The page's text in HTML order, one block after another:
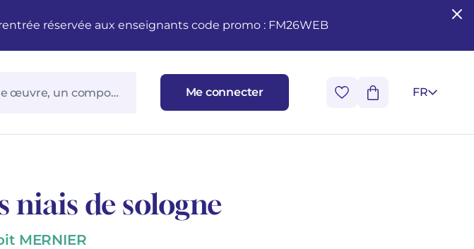
réservée aux enseignants code promo : FM26WEB
Me connecter FR
niais de sologne
MERNIER